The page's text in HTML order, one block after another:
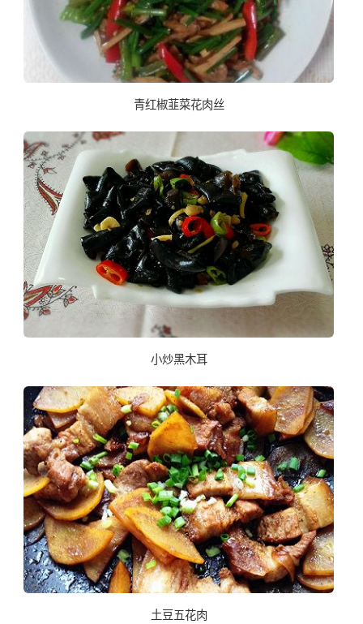
青红椒韮菜花肉丝
小炒黑木耳
土豆五花肉